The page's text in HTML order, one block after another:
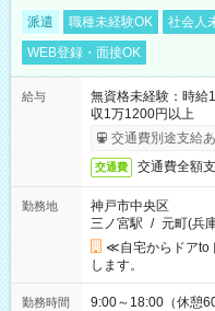
派遣 職種未経験OK 社会人
WEB登録・面接OK
給与
無資格未経験：時
収1万1200円以上
交通費別途支給
交通費 交通費全額
勤務地
神戸市中央区
三ノ宮駅 / 元町(兵
≪自宅からドアto
します。
勤務時間
9:00～18:00（休憩60分） ■ご希望があれば下記シ